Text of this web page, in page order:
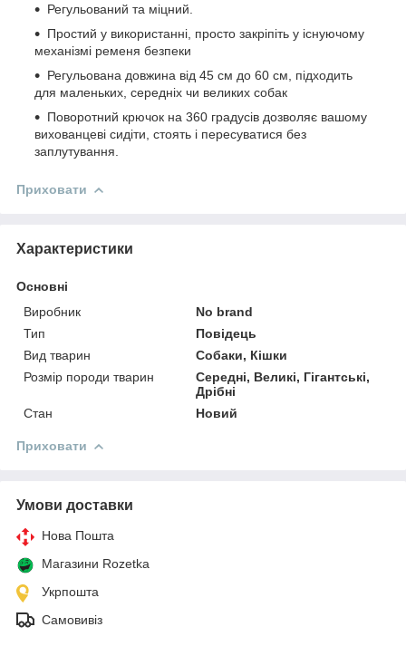
Регульований та міцний.
Простий у використанні, просто закріпіть у існуючому
механізмі ременя безпеки
Регульована довжина від 45 см до 60 см, підходить
для маленьких, середніх чи великих собак
Поворотний крючок на 360 градусів дозволяє вашому
вихованцеві сидіти, стоять і пересуватися без
заплутування.
Приховати
Характеристики
Основні
Виробник
No brand
Тип
Повідець
Вид тварин
Собаки, Кішки
Розмір породи тварин
Середні, Великі, Гігантські,
Дрібні
Стан
Новий
Приховати
Умови доставки
Нова Пошта
Магазини Rozetka
Укрпошта
Самовивіз